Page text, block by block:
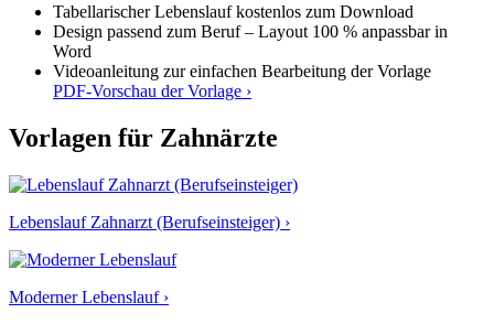
Tabellarischer Lebenslauf kostenlos zum Download
Design passend zum Beruf – Layout 100 % anpassbar in
Word
Videoanleitung zur einfachen Bearbeitung der Vorlage
PDF-Vorschau der Vorlage ›
Vorlagen für Zahnärzte
Lebenslauf Zahnarzt (Berufseinsteiger) ›
Moderner Lebenslauf ›